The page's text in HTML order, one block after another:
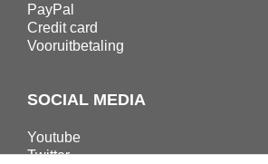
PayPal
Credit card
Vooruitbetaling
SOCIAL MEDIA
Youtube
Twitter